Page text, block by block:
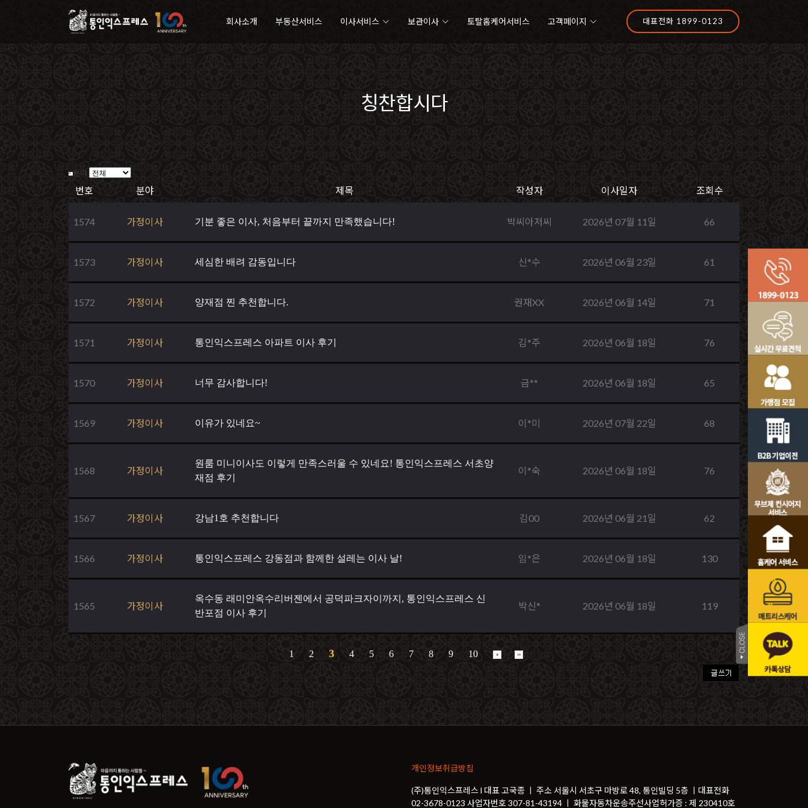
회사소개 부동산서비스 이사서비스 보관이사 토탈홈케어서비스 고객페이지 대표전화 1899-0123
칭찬합시다
분야
번호 분야 제목 작성자 이사일자 조회수
1574 가정이사 기분 좋은 이사, 처음부터 끝까지 만족했습니다! 박씨아저씨 2026년 07월 11일 66
1573 가정이사 세심한 배려 감동입니다 신*수 2026년 06월 23일 61
1572 가정이사 양재점 찐 추천합니다. 권재XX 2026년 06월 14일 71
1571 가정이사 통인익스프레스 아파트 이사 후기 김*주 2026년 06월 18일 76
1570 가정이사 너무 감사합니다! 금** 2026년 06월 18일 65
1569 가정이사 이유가 있네요~ 이*미 2026년 07월 22일 68
1568 가정이사
원룸 미니이사도 이렇게 만족스러울 수 있네요! 통인익스프레스 서초양
재점 후기
이*숙 2026년 06월 18일 76
1567 가정이사 강남1호 추천합니다 김00 2026년 06월 21일 62
1566 가정이사 통인익스프레스 강동점과 함께한 설레는 이사 날! 임*은 2026년 06월 18일 130
1565 가정이사
옥수동 래미안옥수리버젠에서 공덕파크자이까지, 통인익스프레스 신
반포점 이사 후기
박신* 2026년 06월 18일 119
1 2 3 4 5 6 7 8 9 10
개인정보취급방침
(주)통인익스프레스 l 대표 고국종 ㅣ 주소 서울시 서초구 마방로 48, 통인빌딩 5층 ㅣ대표전화
02-3678-0123 사업자번호 307-81-43194 ㅣ 화물자동차운송주선사업허가증 : 제 230410호